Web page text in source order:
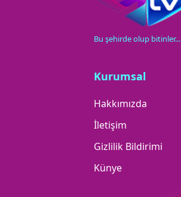
Bu şehirde olup bitinler...
Kurumsal
Hakkımızda
İletişim
Gizlilik Bildirimi
Künye